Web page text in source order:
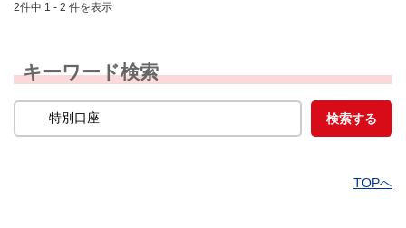
2件中 1 - 2 件を表示
キーワード検索
TOPへ